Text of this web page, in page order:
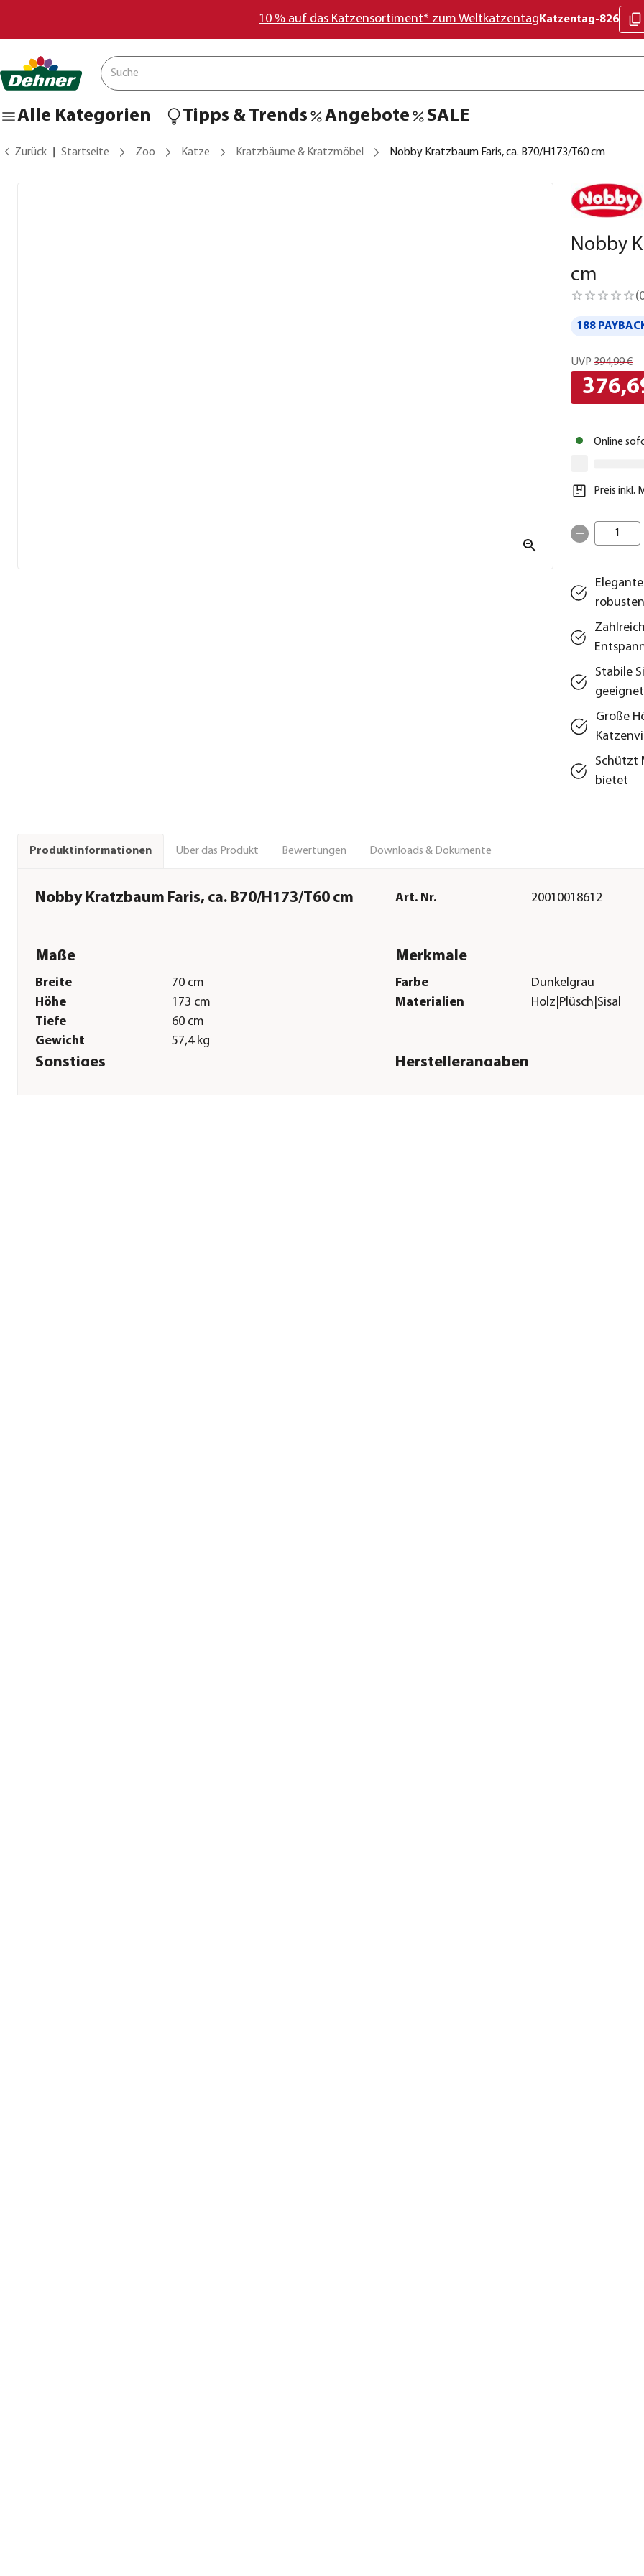
10 % auf das Katzensortiment* zum Weltkatzentag Katzentag-826
Alle Kategorien Tipps & Trends Angebote SALE
Zurück Startseite Zoo Katze Kratzbäume & Kratzmöbel Nobby Kratzbaum Faris, ca. B70/H173/T60 cm
Nobby
cm
(
188
UVP 394,99 €
Online
Preis inkl.
1
Stabile
geeignet
Große
Schützt
bietet
Produktinformationen Über das Produkt Bewertungen Downloads & Dokumente
Nobby Kratzbaum Faris, ca. B70/H173/T60 cm Art. Nr. 20010018612
Maße
Breite
70 cm
Höhe
173 cm
Tiefe
60 cm
Gewicht
57,4 kg
Merkmale
Farbe
Dunkelgrau
Materialien
Holz|Plüsch|Sisal
Sonstiges Herstellerangaben